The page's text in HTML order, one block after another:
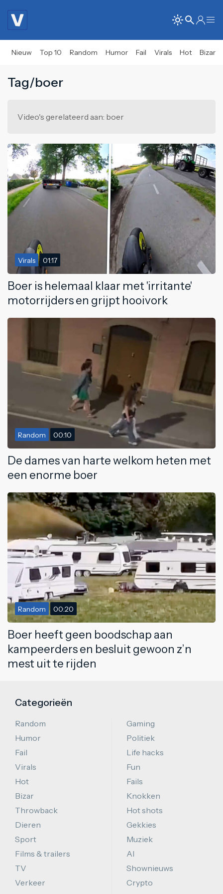
Nieuw Top 10 Random Humor Fail Virals Hot Bizar
Tag/boer
Video's gerelateerd aan: boer
Virals 01:17
Boer is helemaal klaar met 'irritante'
motorrijders en grijpt hooivork
Random 00:10
De dames van harte welkom heten met
een enorme boer
Random 00:20
Boer heeft geen boodschap aan
kampeerders en besluit gewoon z’n
mest uit te rijden
Categorieën
Random
Humor
Fail
Virals
Hot
Bizar
Throwback
Dieren
Sport
Films & trailers
TV
Verkeer
Gaming
Politiek
Life hacks
Fun
Fails
Knokken
Hot shots
Gekkies
Muziek
AI
Shownieuws
Crypto